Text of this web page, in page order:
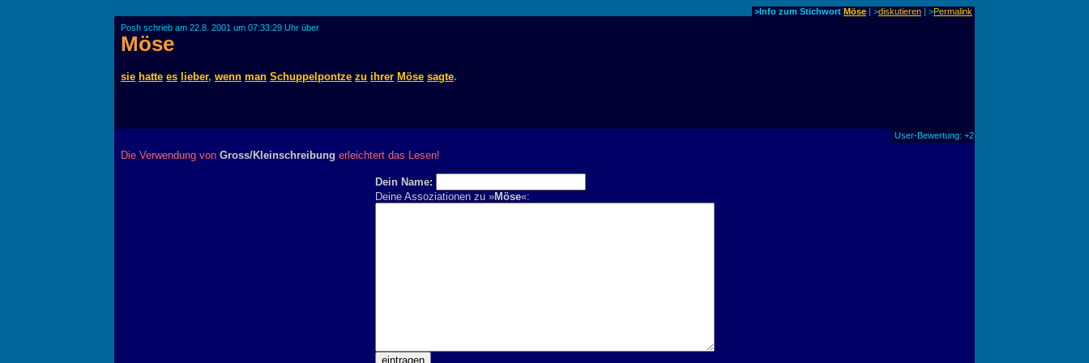
>Info zum Stichwort Möse | >diskutieren | >Permalink
Posh schrieb am 22.8. 2001 um 07:33:29 Uhr über
Möse
sie hatte es lieber, wenn man Schuppelpontze zu ihrer Möse sagte.
User-Bewertung: +2
Die Verwendung von Gross/Kleinschreibung erleichtert das Lesen!
Dein Name:
Deine Assoziationen zu »Möse«: